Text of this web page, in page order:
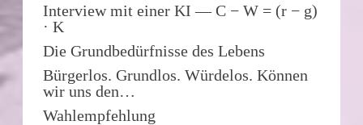
Interview mit einer KI — C − W = (r − g)
· K
Die Grundbedürfnisse des Lebens
Bürgerlos. Grundlos. Würdelos. Können
wir uns den…
Wahlempfehlung